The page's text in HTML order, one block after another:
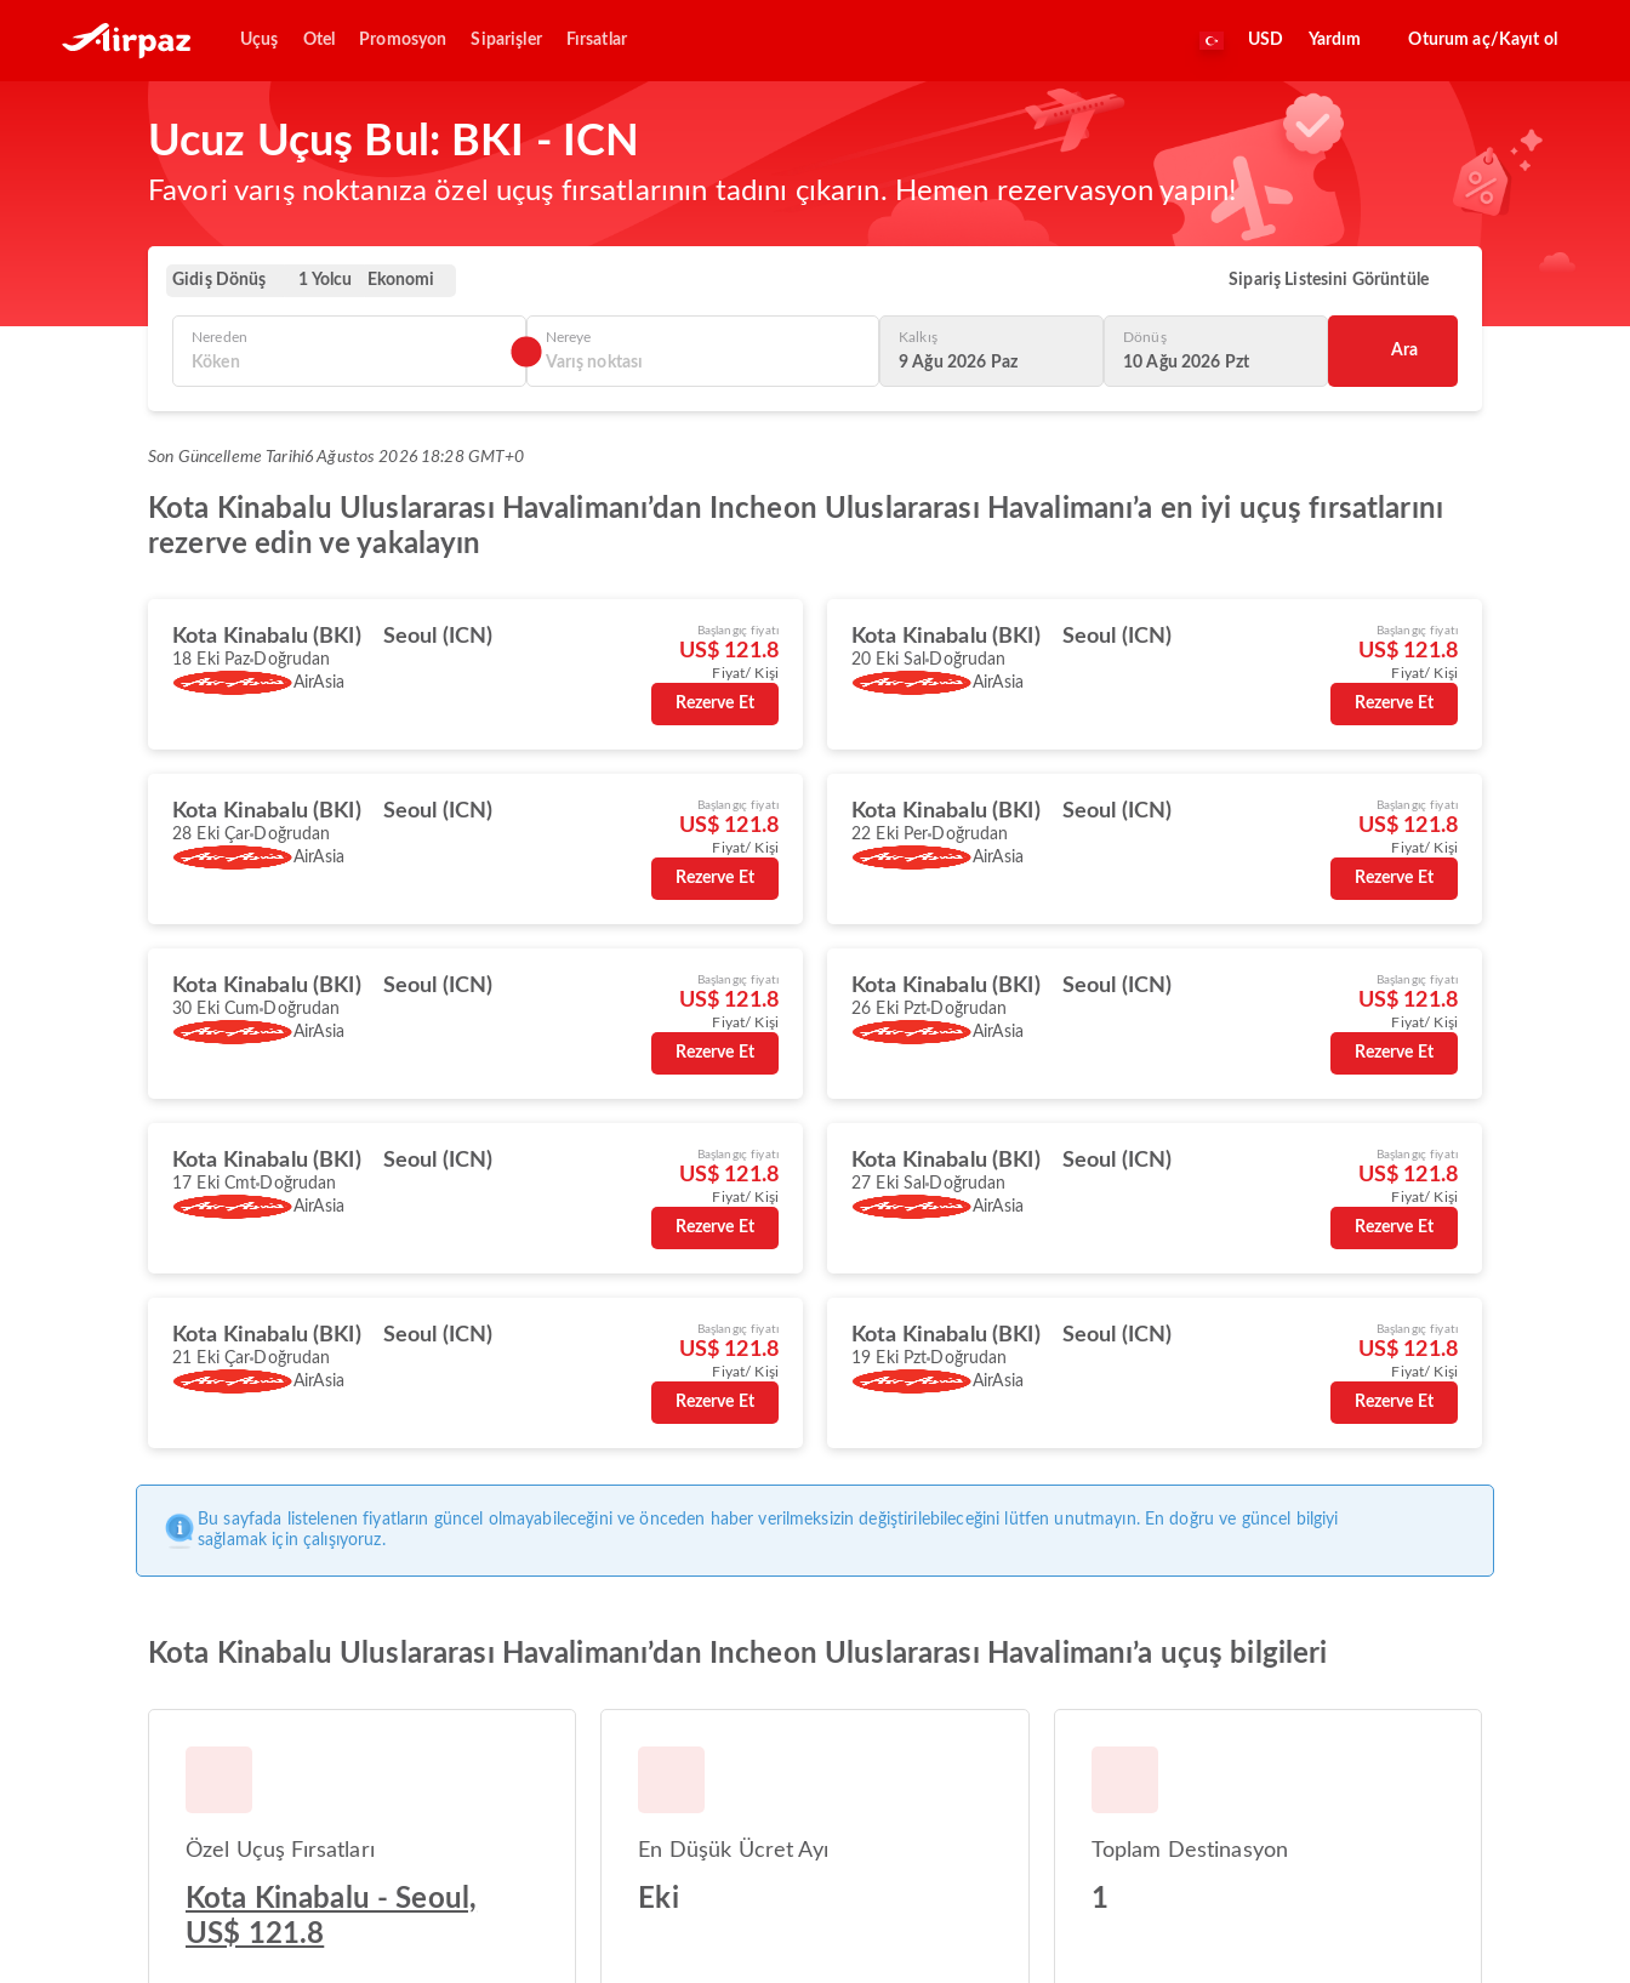
Uçuş Otel Promosyon Siparişler Fırsatlar USD Yardım Oturum aç/Kayıt ol
Ucuz Uçuş Bul: BKI - ICN
Favori varış noktanıza özel uçuş fırsatlarının tadını çıkarın. Hemen rezervasyon yapın!
Gidiş Dönüş 1 Yolcu Ekonomi Sipariş Listesini Görüntüle
Nereden Nereye Kalkış
9 Ağu 2026 Paz
Dönüş
10 Ağu 2026 Pzt
Ara
Son Güncelleme Tarihi6 Ağustos 2026 18:28 GMT+0
Kota Kinabalu Uluslararası Havalimanı’dan Incheon Uluslararası Havalimanı’a en iyi uçuş fırsatlarını
rezerve edin ve yakalayın
Kota Kinabalu (BKI) Seoul (ICN)
18 Eki Paz Doğrudan
AirAsia
Başlangıç fiyatı
US$ 121.8
Fiyat/ Kişi
Rezerve Et
Kota Kinabalu (BKI) Seoul (ICN)
20 Eki Sal Doğrudan
AirAsia
Başlangıç fiyatı
US$ 121.8
Fiyat/ Kişi
Rezerve Et
Kota Kinabalu (BKI) Seoul (ICN)
28 Eki Çar Doğrudan
AirAsia
Başlangıç fiyatı
US$ 121.8
Fiyat/ Kişi
Rezerve Et
Kota Kinabalu (BKI) Seoul (ICN)
22 Eki Per Doğrudan
AirAsia
Başlangıç fiyatı
US$ 121.8
Fiyat/ Kişi
Rezerve Et
Kota Kinabalu (BKI) Seoul (ICN)
30 Eki Cum Doğrudan
AirAsia
Başlangıç fiyatı
US$ 121.8
Fiyat/ Kişi
Rezerve Et
Kota Kinabalu (BKI) Seoul (ICN)
26 Eki Pzt Doğrudan
AirAsia
Başlangıç fiyatı
US$ 121.8
Fiyat/ Kişi
Rezerve Et
Kota Kinabalu (BKI) Seoul (ICN)
17 Eki Cmt Doğrudan
AirAsia
Başlangıç fiyatı
US$ 121.8
Fiyat/ Kişi
Rezerve Et
Kota Kinabalu (BKI) Seoul (ICN)
27 Eki Sal Doğrudan
AirAsia
Başlangıç fiyatı
US$ 121.8
Fiyat/ Kişi
Rezerve Et
Kota Kinabalu (BKI) Seoul (ICN)
21 Eki Çar Doğrudan
AirAsia
Başlangıç fiyatı
US$ 121.8
Fiyat/ Kişi
Rezerve Et
Kota Kinabalu (BKI) Seoul (ICN)
19 Eki Pzt Doğrudan
AirAsia
Başlangıç fiyatı
US$ 121.8
Fiyat/ Kişi
Rezerve Et
Bu sayfada listelenen fiyatların güncel olmayabileceğini ve önceden haber verilmeksizin değiştirilebileceğini lütfen unutmayın. En doğru ve güncel bilgiyi
sağlamak için çalışıyoruz.
Kota Kinabalu Uluslararası Havalimanı’dan Incheon Uluslararası Havalimanı’a uçuş bilgileri
Özel Uçuş Fırsatları
Kota Kinabalu - Seoul,
US$ 121.8
En Düşük Ücret Ayı
Eki
Toplam Destinasyon
1